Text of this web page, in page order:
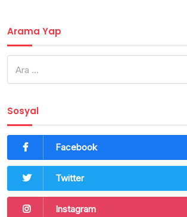
Arama Yap
Sosyal
Facebook
Twitter
Instagram